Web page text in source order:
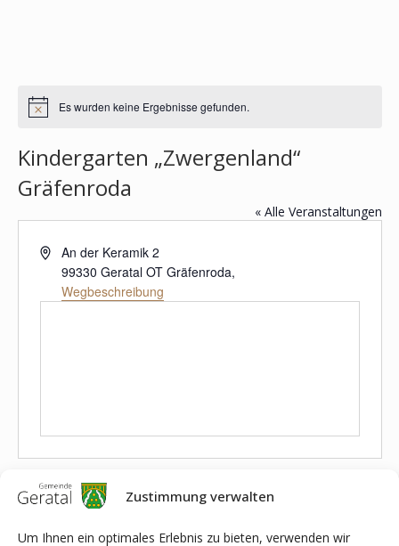
Zustimmung verwalten
Um Ihnen ein optimales Erlebnis zu bieten, verwenden wir
HinweisEs wurden keine Ergebnisse gefunden.
Kindergarten „Zwergenland“
Gräfenroda
« Alle Veranstaltungen
AdresseAn der Keramik 2
99330 Geratal OT Gräfenroda,
Wegbeschreibung
Veranstaltungen an diesem veranstaltungsort
Anstehende
Datum